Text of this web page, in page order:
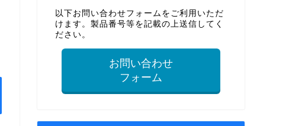
以下お問い合わせフォームをご利用いただ
けます。製品番号等を記載の上送信してく
ださい。
お問い合わせ
フォーム